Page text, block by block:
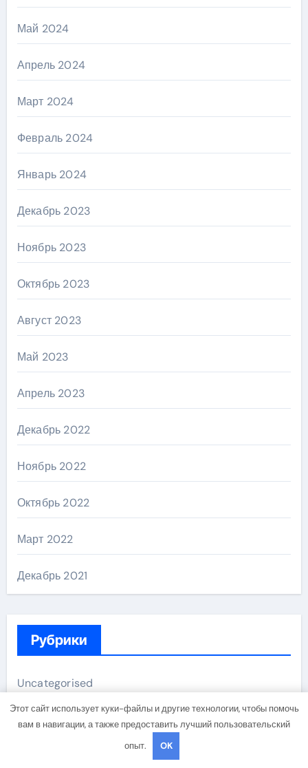
Май 2024
Апрель 2024
Март 2024
Февраль 2024
Январь 2024
Декабрь 2023
Ноябрь 2023
Октябрь 2023
Август 2023
Май 2023
Апрель 2023
Декабрь 2022
Ноябрь 2022
Октябрь 2022
Март 2022
Декабрь 2021
Рубрики
Uncategorised
Банки и кредиты
Этот сайт использует куки-файлы и другие технологии, чтобы помочь
вам в навигации, а также предоставить лучший пользовательский
опыт.
OK